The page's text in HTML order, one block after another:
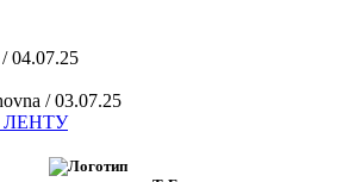
04.07.25
/ 03.07.25
ЛЕНТУ